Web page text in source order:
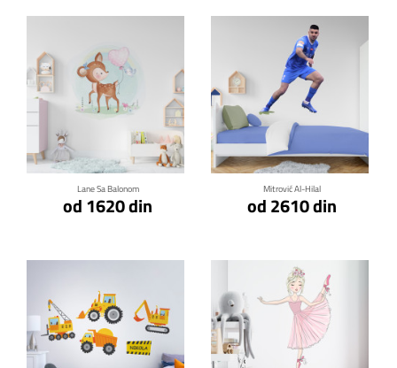
Lane Sa Balonom
od 1620 din
Klikni za detalje
Mitrović Al-Hilal
od 2610 din
Klikni za detalje